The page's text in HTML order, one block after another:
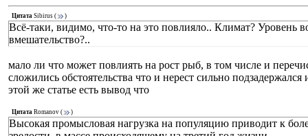
Цитата Sibirus ( )
Всё-таки, видимо, что-то на это повлияло.. Климат? Уровень
вмешательство?..
мало ли что может повлиять на рост рыб, в том числе и
сложились обстоятельства что и нерест сильно
этой же статье есть вывод что
Цитата Romanov ( )
Высокая промысловая нагрузка на популяцию приводит к